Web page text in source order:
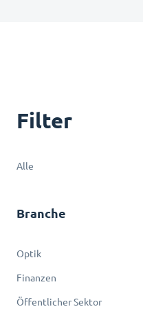
Filter
Alle
Branche
Optik
Finanzen
Öffentlicher Sektor